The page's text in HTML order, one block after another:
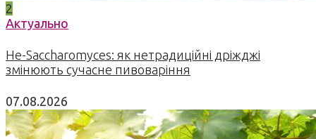
2
Актуально
Не-Saccharomyces: як нетрадиційні дріжджі
змінюють сучасне пивоваріння
07.08.2026